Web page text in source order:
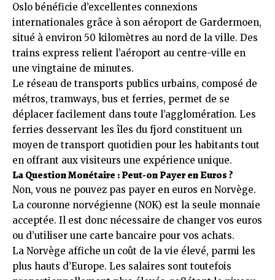
Oslo bénéficie d’excellentes connexions
internationales grâce à son aéroport de Gardermoen,
situé à environ 50 kilomètres au nord de la ville. Des
trains express relient l’aéroport au centre-ville en
une vingtaine de minutes.
Le réseau de transports publics urbains, composé de
métros, tramways, bus et ferries, permet de se
déplacer facilement dans toute l’agglomération. Les
ferries desservant les îles du fjord constituent un
moyen de transport quotidien pour les habitants tout
en offrant aux visiteurs une expérience unique.
La Question Monétaire : Peut-on Payer en Euros ?
Non, vous ne pouvez pas payer en euros en Norvège.
La couronne norvégienne (NOK) est la seule monnaie
acceptée. Il est donc nécessaire de changer vos euros
ou d’utiliser une carte bancaire pour vos achats.
La Norvège affiche un coût de la vie élevé, parmi les
plus hauts d’Europe. Les salaires sont toutefois